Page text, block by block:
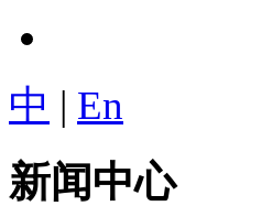
中 | En
新闻中心